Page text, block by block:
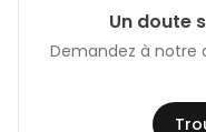
Un doute
Demandez à notre